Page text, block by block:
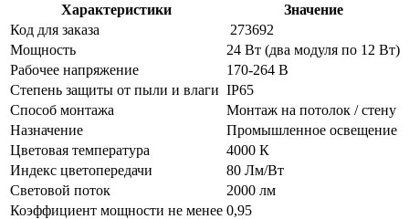
Характеристики
Значение
Код для заказа
273692
Мощность
24 Вт (два модуля по 12 Вт)
Рабочее напряжение
170-264 В
Степень защиты от пыли и влаги IP65
Способ монтажа
Монтаж на потолок / стену
Назначение
Промышленное освещение
Цветовая температура
4000 К
Индекс цветопередачи
80 Лм/Вт
Световой поток
2000 лм
Коэффициент мощности не менее 0,95